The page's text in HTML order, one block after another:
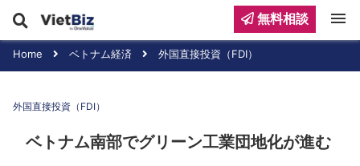
Home ベトナム経済 外国直接投資（FDI）
外国直接投資（FDI）
ベトナム南部でグリーン工業団地化が進む
無料相談 menu